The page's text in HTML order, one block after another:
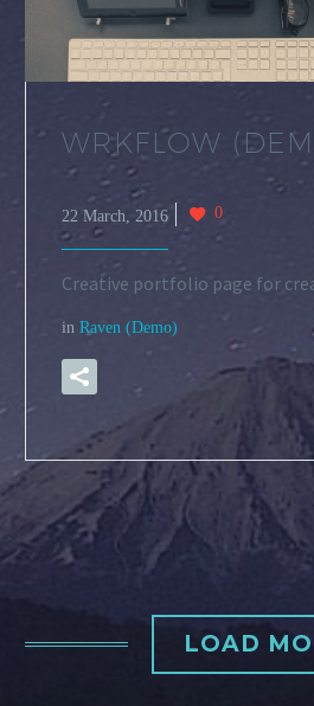
WRKFLOW
22 March, 2016 0
Creative portfolio page for
in Raven (Demo)
LOAD